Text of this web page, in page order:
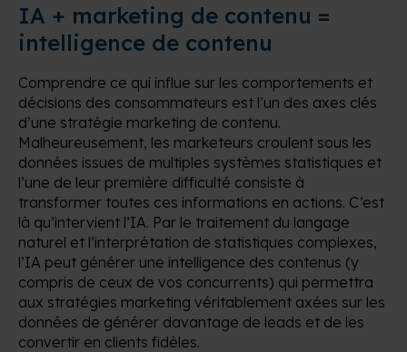
IA + marketing de contenu =
intelligence de contenu
Comprendre ce qui influe sur les comportements et
décisions des consommateurs est l’un des axes clés
d’une stratégie marketing de contenu.
Malheureusement, les marketeurs croulent sous les
données issues de multiples systèmes statistiques et
l’une de leur première difficulté consiste à
transformer toutes ces informations en actions. C’est
là qu’intervient l’IA. Par le traitement du langage
naturel et l’interprétation de statistiques complexes,
l’IA peut générer une intelligence des contenus (y
compris de ceux de vos concurrents) qui permettra
aux stratégies marketing véritablement axées sur les
données de générer davantage de leads et de les
convertir en clients fidèles.